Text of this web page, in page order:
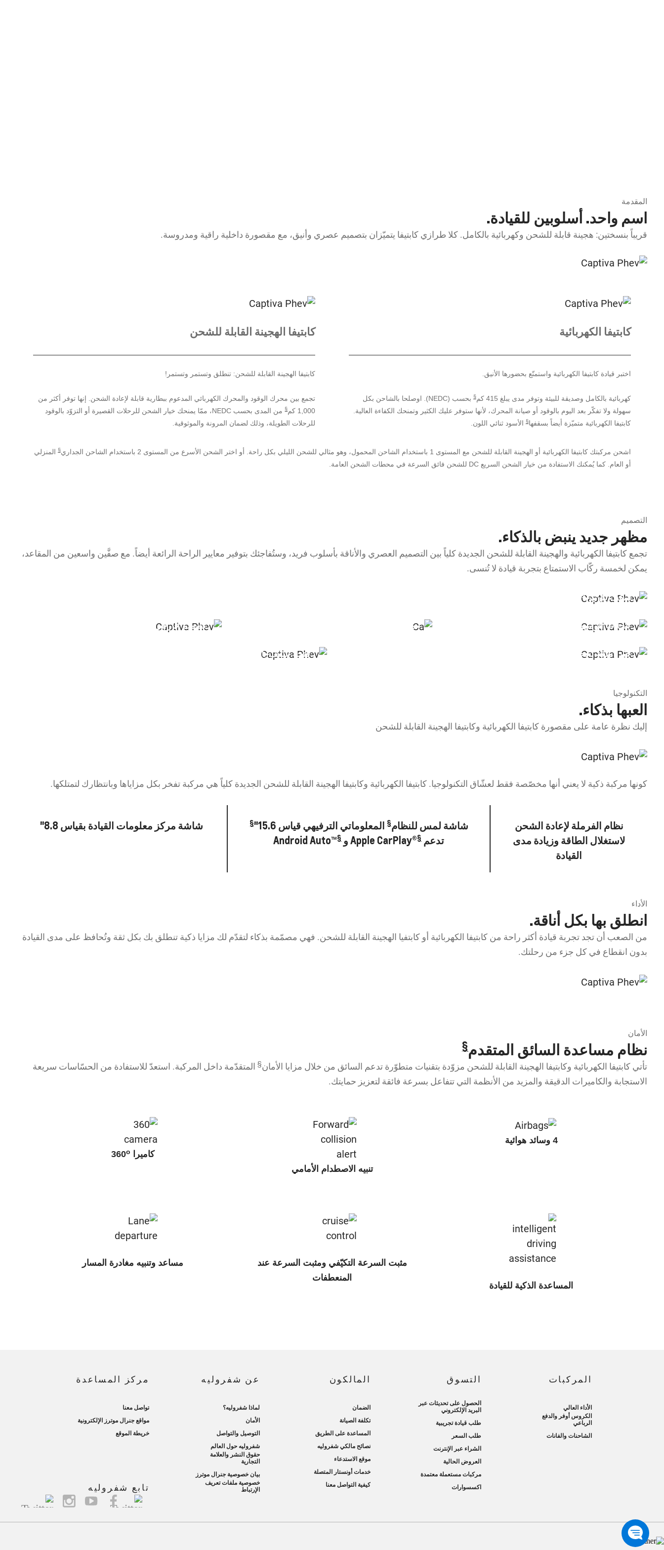
المقدمة
اسم واحد. أسلوبين للقيادة.
قريباً بنسختين: هجينة قابلة للشحن وكهربائية بالكامل. كلا طرازي كابتيفا يتميّزان بتصميم عصري وأنيق، مع مقصورة داخلية راقية ومدروسة.
كابتيفا الكهربائية
اختبر قيادة كابتيفا الكهربائية واستمتّع بحضورها الأنيق.
كهربائية بالكامل وصديقة للبيئة وتوفر مدى يبلغ 415 كم §
بحسب (NEDC). اوصلحا بالشاحن بكل
سهولة ولا تفكّر بعد اليوم بالوقود أو صيانة المحرك، لأنها ستوفر عليك الكثير وتمنحك الكفاءة العالية.
كابتيفا الكهربائية متميّزة أيضاً بسقفها§الأسود ثنائي اللون.
كابتيفا الهجينة القابلة للشحن
كابتيفا الهجينة القابلة للشحن: تنطلق وتستمر وتستمر!
تجمع بين محرك الوقود والمحرك الكهربائي المدعوم ببطارية قابلة لإعادة الشحن. إنها توفر أكثر من
‎1,000 كم
§
من المدى بحسب NEDC، ممّا يمنحك خيار الشحن للرحلات القصيرة أو التزوّد بالوقود
للرحلات الطويلة، وذلك لضمان المرونة والموثوقية.
اشحن مركبتك كابتيفا الكهربائية أو الهجينة القابلة للشحن مع المستوى 1 باستخدام الشاحن المحمول، وهو مثالي للشحن الليلي بكل راحة. أو اختر الشحن الأسرع من المستوى 2 باستخدام الشاحن الجداري §المنزلي
أو العام. كما يُمكنك الاستفادة من خيار الشحن السريع DC للشحن فائق السرعة في محطات الشحن العامة.
التصميم
مظهر جديد ينبض بالذكاء.
تجمع كابتيفا الكهربائية والهجينة القابلة للشحن الجديدة كلياً بين التصميم العصري والأناقة بأسلوب فريد، وستُفاجئك بتوفير معايير الراحة الرائعة أيضاً. مع صفَّين واسعين من المقاعد،
يمكن لخمسة ركّاب الاستمتاع بتجربة قيادة لا تُنسى.
سقف بلونين§
عجلات ألومنيوم قياس 18" مقصورة راقية بمقاعد جلدية ولمسات خشبية تصميم خارجي عصري مع مصابيح LED
حيّز أمتعة بحجم 532 لتر فتحة سقف بانورامية
التكنولوجيا
العبها بذكاء.
إليك نظرة عامة على مقصورة كابتيفا الكهربائية وكابتيفا الهجينة القابلة للشحن
كونها مركبة ذكية لا يعني أنها مخصّصة فقط لعشّاق التكنولوجيا. كابتيفا الكهربائية وكابتيفا الهجينة القابلة للشحن الجديدة كلياً هي مركبة تفخر بكل مزاياها وبانتظارك لتمتلكها.
نظام الفرملة لإعادة الشحن
لاستغلال الطاقة وزيادة مدى
القيادة
شاشة لمس للنظام§المعلوماتي الترفيهي قياس 15.6" §
تدعم§®Apple CarPlay و §
™Android Auto
شاشة مركز معلومات القيادة بقياس 8.8"
الأداء
انطلق بها بكل أناقة.
من الصعب أن تجد تجربة قيادة أكثر راحة من كابتيفا الكهربائية أو كابتفيا الهجينة القابلة للشحن. فهي مصمّمة بذكاء لتقدّم لك مزايا ذكية تنطلق بك بكل ثقة وتُحافظ على مدى القيادة
بدون انقطاع في كل جزء من رحلتك.
الأمان
نظام مساعدة السائق المتقدم§
تأتي كابتيفا الكهربائية وكابتيفا الهجينة القابلة للشحن مزوّدة بتقنيات متطوّرة تدعم السائق من خلال مزايا الأمان§المتقدّمة داخل المركبة. استعدّ للاستفادة من الحسّاسات سريعة
الاستجابة والكاميرات الدقيقة والمزيد من الأنظمة التي تتفاعل بسرعة فائقة لتعزيز حمايتك.
4 وسائد هوائية
تنبيه الاصطدام الأمامي
كاميرا 360 o
المساعدة الذكية للقيادة
مثبت السرعة التكيّفي ومثبت السرعة عند
المنعطفات
مساعد وتنبيه مغادرة المسار